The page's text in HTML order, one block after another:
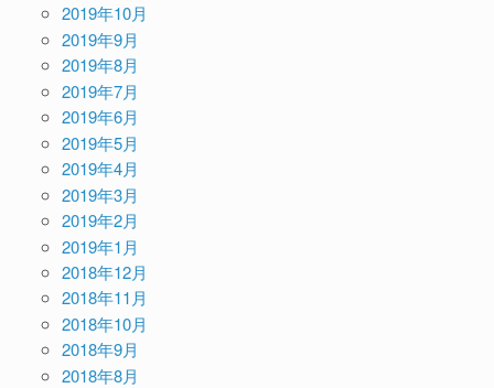
2019年10月
2019年9月
2019年8月
2019年7月
2019年6月
2019年5月
2019年4月
2019年3月
2019年2月
2019年1月
2018年12月
2018年11月
2018年10月
2018年9月
2018年8月